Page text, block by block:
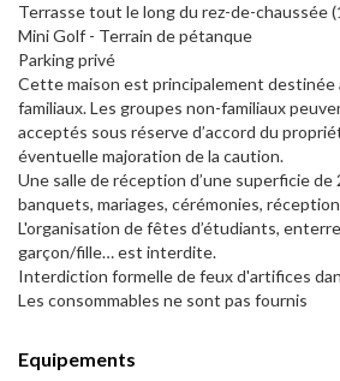
Terrasse tout le long du rez-de-chaussée
Mini Golf - Terrain de pétanque
Parking privé
Cette maison est principalement destinée
familiaux. Les groupes non-familiaux
acceptés sous réserve d’accord du
éventuelle majoration de la caution.
Une salle de réception d’une superficie de
banquets, mariages, cérémonies,
L'organisation de fêtes d’étudiants,
garçon/fille… est interdite.
Interdiction formelle de feux d'artifices
Les consommables ne sont pas fournis
Equipements